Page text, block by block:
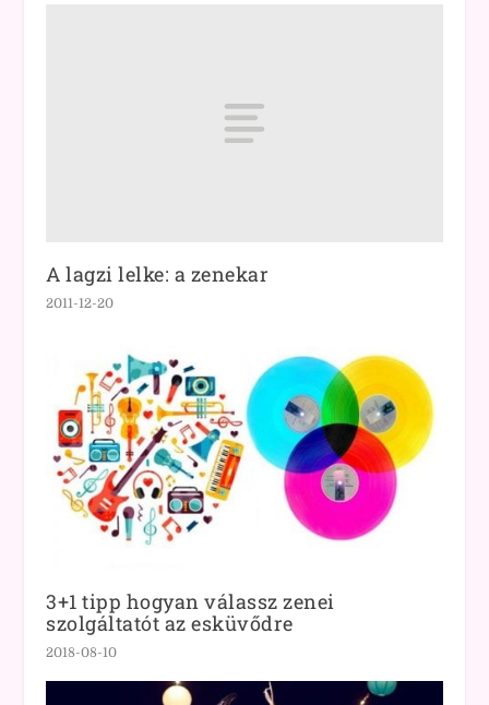
A lagzi lelke: a zenekar
2011-12-20
3+1 tipp hogyan válassz zenei
szolgáltatót az esküvődre
2018-08-10